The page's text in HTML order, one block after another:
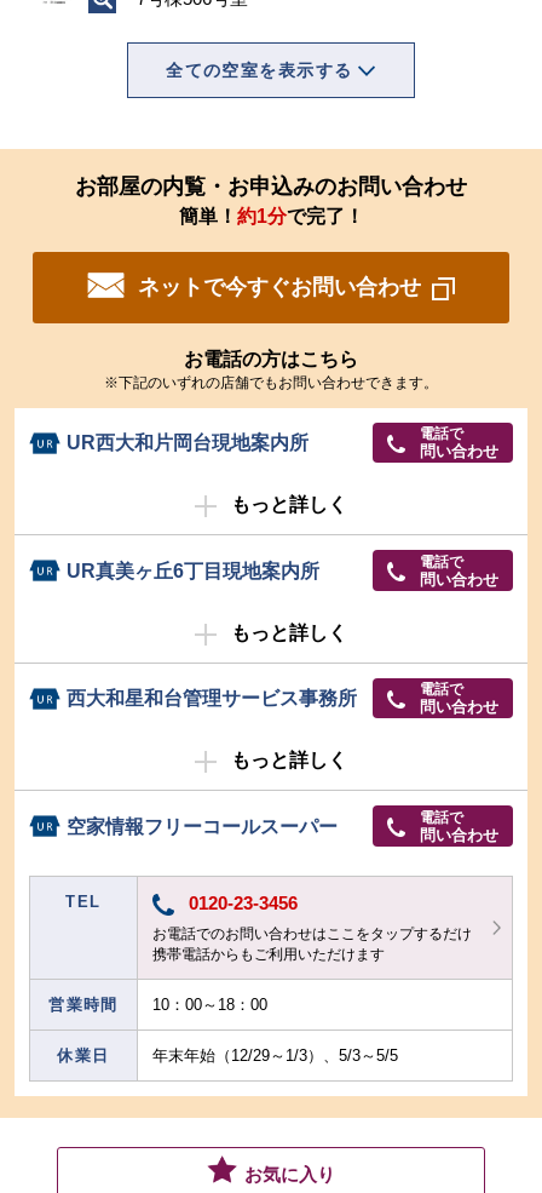
全ての空室を表示する
お部屋の内覧・お申込みのお問い合わせ
簡単！ 約1分で完了！
ネットで今すぐお問い合わせ
お電話の方はこちら
※下記のいずれの店舗でもお問い合わせできます。
UR西大和片岡台現地案内所 電話で
問い合わせ
もっと詳しく
UR真美ヶ丘6丁目現地案内所 電話で
問い合わせ
もっと詳しく
西大和星和台管理サービス事務所 電話で
問い合わせ
もっと詳しく
空家情報フリーコールスーパー 電話で
問い合わせ
TEL 0120-23-3456
お電話でのお問い合わせはここをタップするだけ
携帯電話からもご利用いただけます
営業時間 10：00～18：00
休業日 年末年始（12/29～1/3）、5/3～5/5
お気に入り